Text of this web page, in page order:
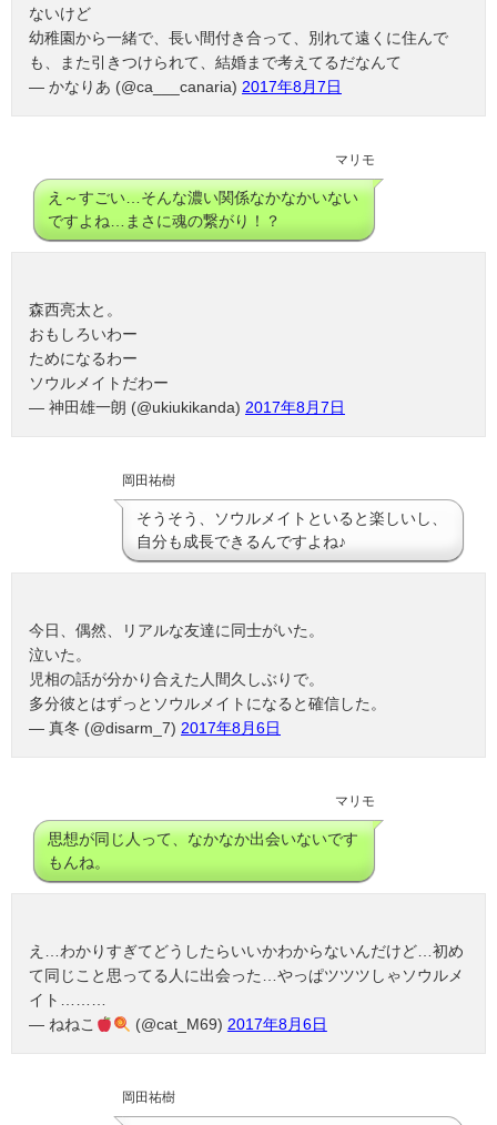
ないけど
幼稚園から一緒で、長い間付き合って、別れて遠くに住んで
も、また引きつけられて、結婚まで考えてるだなんて
— かなりあ (@ca___canaria) 2017年8月7日
マリモ
え～すごい…そんな濃い関係なかなかいない
ですよね…まさに魂の繋がり！？
森西亮太と。
おもしろいわー
ためになるわー
ソウルメイトだわー
— 神田雄一朗 (@ukiukikanda) 2017年8月7日
岡田祐樹
そうそう、ソウルメイトといると楽しいし、
自分も成長できるんですよね♪
今日、偶然、リアルな友達に同士がいた。
泣いた。
児相の話が分かり合えた人間久しぶりで。
多分彼とはずっとソウルメイトになると確信した。
— 真冬 (@disarm_7) 2017年8月6日
マリモ
思想が同じ人って、なかなか出会いないです
もんね。
え…わかりすぎてどうしたらいいかわからないんだけど…初め
て同じこと思ってる人に出会った…やっぱツツツしゃソウルメ
イト………
— ねねこ
(@cat_M69) 2017年8月6日
岡田祐樹